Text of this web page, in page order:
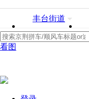
丰台街道
看图